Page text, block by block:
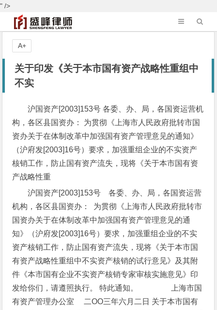
" />
关于印发《关于本市国有资产战略性重组中
不实
沪国资产[2003]153号 各委、办、局，各国资运营机
构，各区县国资办： 为贯彻《上海市人民政府批转市国
资办关于在体制改革中加强国有资产管理意见的通知》
（沪府发[2003]16号）要求，加强重组企业的不实资产
核销工作，防止国有资产流失，现将《关于本市国有资
产战略性重
沪国资产[2003]153号
各委、办、局，各国资运营
机构，各区县国资办：
为贯彻《上海市人民政府批转市
国资办关于在体制改革中加强国有资产管理意见的通
知》（沪府发[2003]16号）要求，加强重组企业的不实
资产核销工作，防止国有资产流失，现将《关于本市国
有资产战略性重组中不实资产核销的试行意见》及其附
件《本市国有企业不实资产核销专家审核实施意见》印
发给你们，请遵照执行。
特此通知。
上海市国
有资产管理办公室
二ОО三年六月二日 关于本市国有
A+